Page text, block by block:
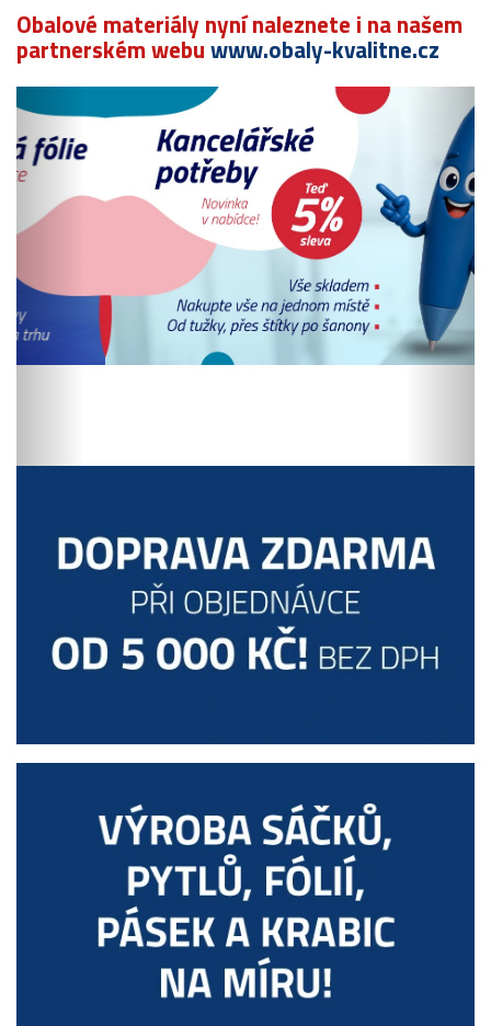
Obalové materiály nyní naleznete i na našem
partnerském webuwww.obaly-kvalitne.cz
Předchozí